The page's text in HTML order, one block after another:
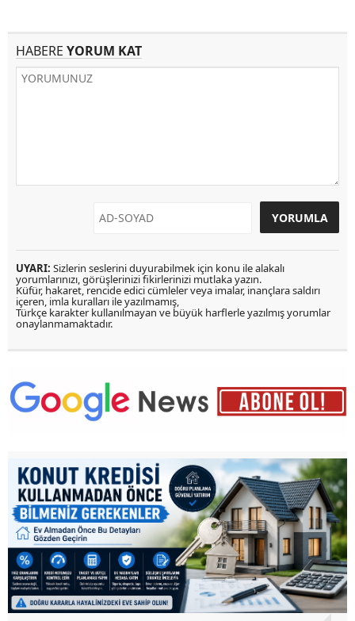
HABERE YORUM KAT
UYARI: Sizlerin seslerini duyurabilmek için konu ile alakalı
yorumlarınızı, görüşlerinizi fikirlerinizi mutlaka yazın.
Küfür, hakaret, rencide edici cümleler veya imalar, inançlara saldırı
içeren, imla kuralları ile yazılmamış,
Türkçe karakter kullanılmayan ve büyük harflerle yazılmış yorumlar
onaylanmamaktadır.